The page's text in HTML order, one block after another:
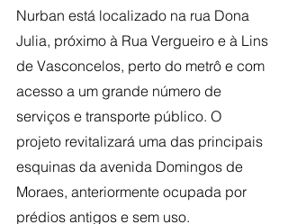
Nurban está localizado na rua Dona
Julia, próximo à Rua Vergueiro e à Lins
de Vasconcelos, perto do metrô e com
acesso a um grande número de
serviços e transporte público. O
projeto revitalizará uma das principais
esquinas da avenida Domingos de
Moraes, anteriormente ocupada por
prédios antigos e sem uso.